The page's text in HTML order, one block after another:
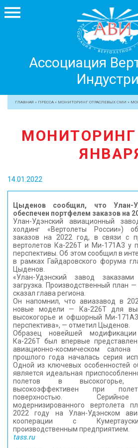
Ассоциация
Вертолетной
Индустрии
+7 499 755 99 29
ЧЛЕНЫ АВИ
ЖУРНАЛ
ПРЕССА
МЕДИА
КОНТАКТЫ
ГЛАВНАЯ » ПРЕССА » МОНИТОРИНГ ОТРАСЛЕВЫХ СМИ »
14.01.2022
Цыденов сообщил, что Улан-
обеспечен портфелем заказов на
Улан-Удэнский авиационный
холдинг «Вертолеты России»)
заказов на 2022 год, в связи с
вертолетов Ка-226Т и Ми-171А3 у
перспективы. Об этом сообщил в
в рамках Гайдаровского форума
Цыденов.
«Улан-Удэнский завод
загрузка. Производственный план
сказал глава региона.
Он напомнил, что авиазавод в
новые модели — Ка-226Т для
высокогорье и офшорный Ми-
перспектива», — отметил Цыденов.
Образец новейшей модификации
Ка-226Т был впервые
авиационно-космическом
прошлого года началась серия
Одной из ключевых особенностей
является идеальная
полетов в высокогорье,
высокоэффективен при
поверхностью.
модернизированного вертолета
2022 году на Улан-Удэнском
кооперации с
производственным предприятием.
tass.ru